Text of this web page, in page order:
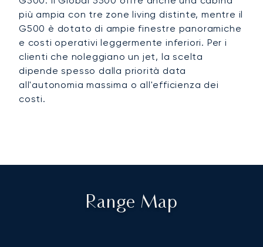
più ampia con tre zone living distinte, mentre il
G500 è dotato di ampie finestre panoramiche
e costi operativi leggermente inferiori. Per i
clienti che noleggiano un jet, la scelta
dipende spesso dalla priorità data
all'autonomia massima o all'efficienza dei
costi.
Range Map